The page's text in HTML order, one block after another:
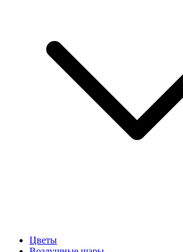
Цветы